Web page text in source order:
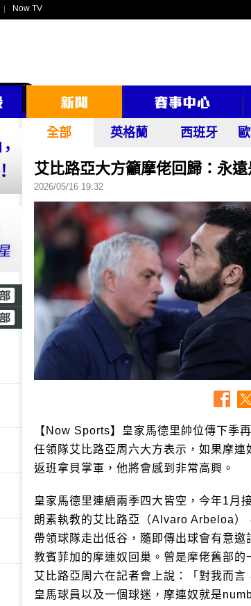
Now TV
全部 英格蘭 西班牙
艾比路亞大方籲摩佬回歸：永
2026/05/16 19:32
【Now Sports】皇家馬德里帥位傳下季
任領隊艾比路亞周六大方表示，如果摩連
返班拿貝掌軍，他將會感到非常高興。
皇家馬德里連續兩季四大皆空，今年1月
朗素執教的艾比路亞（Alvaro Arbeloa）
帶領球隊走出低谷，隨即傳出球會有意邀
教賓菲加的摩連奴回巢。曾是摩佬舊部的
艾比路亞周六在記者會上說：「對我而言
皇馬球員以及一個球迷，摩連奴就是